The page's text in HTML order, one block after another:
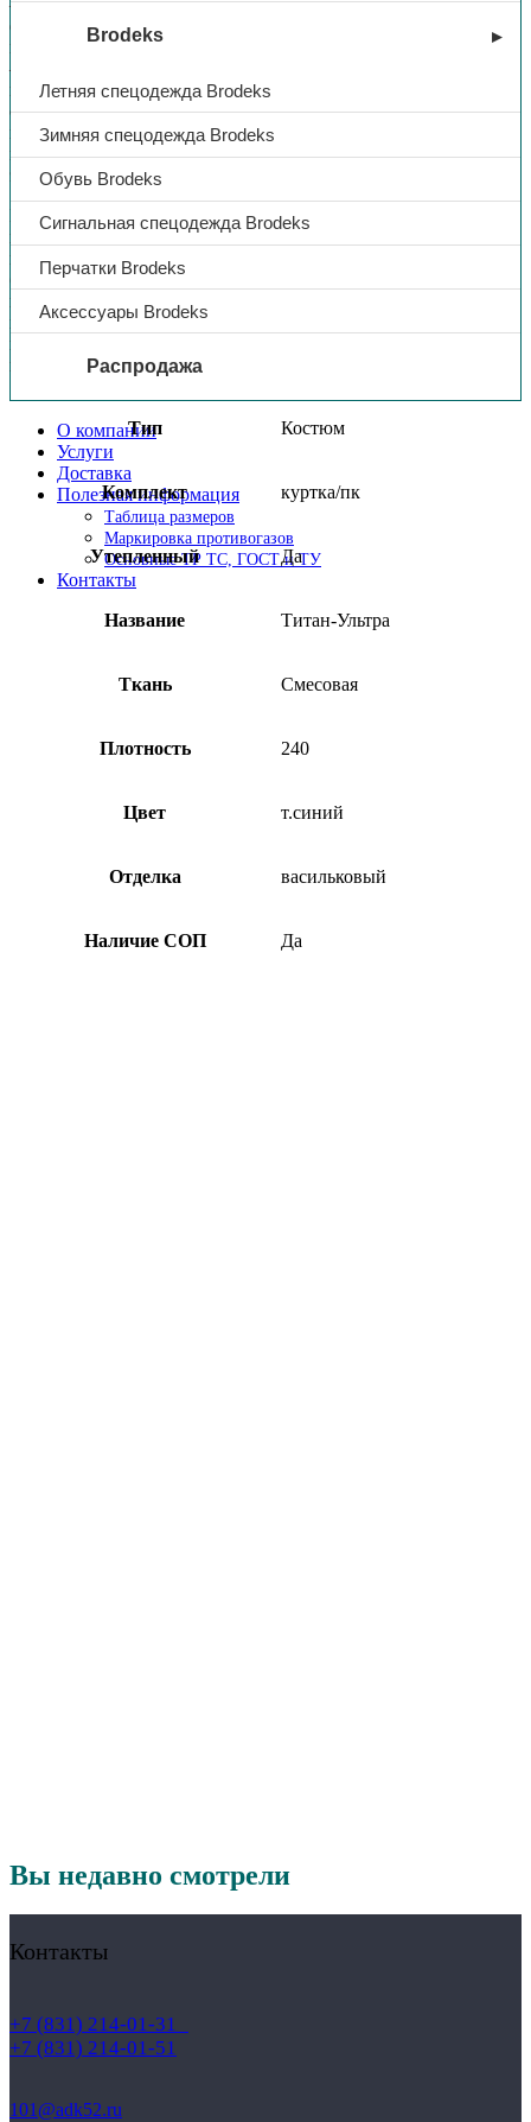
Brodeks
Летняя спецодежда Brodeks
Зимняя спецодежда Brodeks
Обувь Brodeks
Сигнальная спецодежда Brodeks
Перчатки Brodeks
Аксессуары Brodeks
Распродажа
О компании
Услуги
Доставка
Полезная информация
Таблица размеров
Маркировка противогазов
Основные ТР ТС, ГОСТ и ТУ
Контакты
фигурными клапанами
нижние объемные карманы с клапаном
— верхний воротник выполнен из искусственного меха
капюшон пристегивается на четыре кнопки
с изнаночной стороны куртки по линии талии настрочена
кулиска
внутренний карман на липучке, на кармане расположена
этикетка ФИО
ПОЛУКОМБИНЕЗОН:
прямого силуэта с центральной застёжкой на тесьму «молния»
передние части полукомбинезона с накладными карманами
боковые карманы с наклонным входом
на правую заднюю часть полукомбинезона настрочен
накладной карман
на левую переднюю половинку подкладки в области груди
настрочена этикетка
Тип Костюм
Комплект куртка/пк
Утепленный Да
Название Титан-Ультра
Ткань Смесовая
Плотность 240
Цвет т.синий
Отделка васильковый
Наличие СОП Да
Вы недавно смотрели
Контакты
+7 (831) 214-01-31
+7 (831) 214-01-51
101@adk52.ru